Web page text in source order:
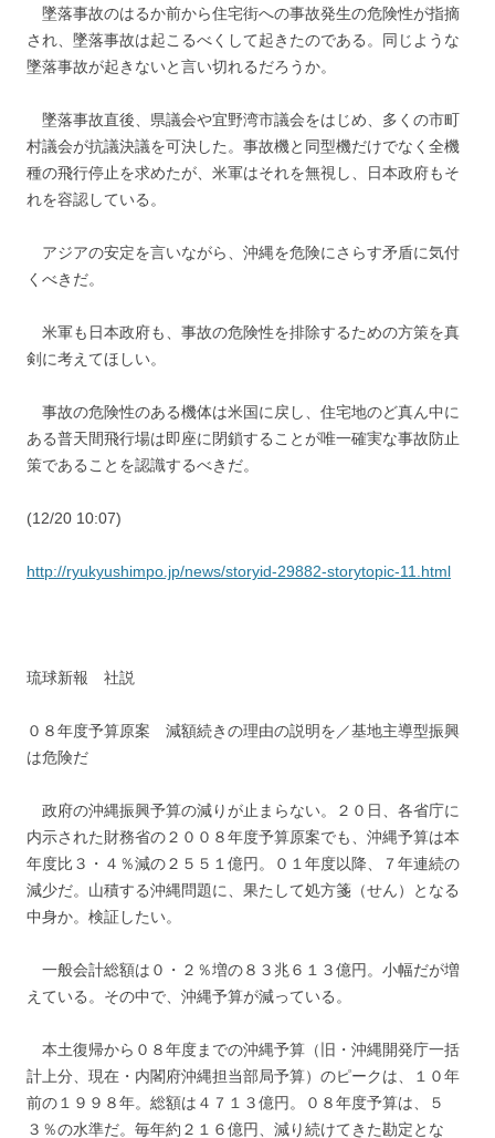
墜落事故のはるか前から住宅街への事故発生の危険性が指摘
され、墜落事故は起こるべくして起きたのである。同じような
墜落事故が起きないと言い切れるだろうか。
墜落事故直後、県議会や宜野湾市議会をはじめ、多くの市町
村議会が抗議決議を可決した。事故機と同型機だけでなく全機
種の飛行停止を求めたが、米軍はそれを無視し、日本政府もそ
れを容認している。
アジアの安定を言いながら、沖縄を危険にさらす矛盾に気付
くべきだ。
米軍も日本政府も、事故の危険性を排除するための方策を真
剣に考えてほしい。
事故の危険性のある機体は米国に戻し、住宅地のど真ん中に
ある普天間飛行場は即座に閉鎖することが唯一確実な事故防止
策であることを認識するべきだ。
(12/20 10:07)
http://ryukyushimpo.jp/news/storyid-29882-storytopic-11.html
琉球新報 社説
０８年度予算原案 減額続きの理由の説明を／基地主導型振興
は危険だ
政府の沖縄振興予算の減りが止まらない。２０日、各省庁に
内示された財務省の２００８年度予算原案でも、沖縄予算は本
年度比３・４％減の２５５１億円。０１年度以降、７年連続の
減少だ。山積する沖縄問題に、果たして処方箋（せん）となる
中身か。検証したい。
一般会計総額は０・２％増の８３兆６１３億円。小幅だが増
えている。その中で、沖縄予算が減っている。
本土復帰から０８年度までの沖縄予算（旧・沖縄開発庁一括
計上分、現在・内閣府沖縄担当部局予算）のピークは、１０年
前の１９９８年。総額は４７１３億円。０８年度予算は、５
３％の水準だ。毎年約２１６億円、減り続けてきた勘定とな